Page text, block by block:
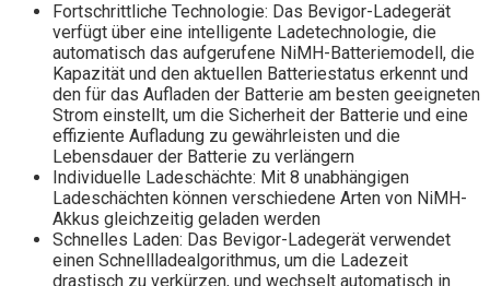
Fortschrittliche Technologie: Das Bevigor-Ladegerät
verfügt über eine intelligente Ladetechnologie, die
automatisch das aufgerufene NiMH-Batteriemodell, die
Kapazität und den aktuellen Batteriestatus erkennt und
den für das Aufladen der Batterie am besten geeigneten
Strom einstellt, um die Sicherheit der Batterie und eine
effiziente Aufladung zu gewährleisten und die
Lebensdauer der Batterie zu verlängern
Individuelle Ladeschächte: Mit 8 unabhängigen
Ladeschächten können verschiedene Arten von NiMH-
Akkus gleichzeitig geladen werden
Schnelles Laden: Das Bevigor-Ladegerät verwendet
einen Schnellladealgorithmus, um die Ladezeit
drastisch zu verkürzen, und wechselt automatisch in